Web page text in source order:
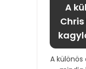
A
A